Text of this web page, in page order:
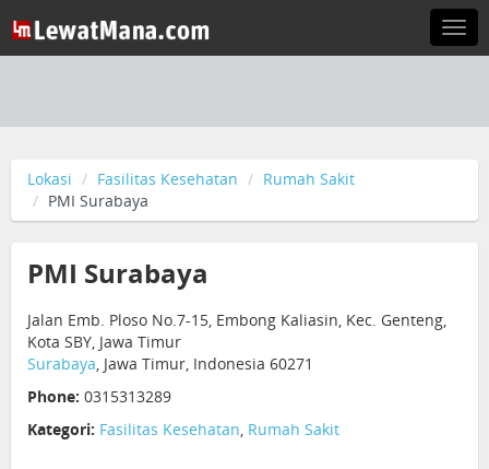
Lokasi Fasilitas Kesehatan
Rumah Sakit
PMI Surabaya
PMI Surabaya
Jalan Emb. Ploso No.7-15, Embong Kaliasin, Kec. Genteng,
Kota SBY, Jawa Timur
Surabaya, Jawa Timur, Indonesia 60271
Phone: 0315313289
Kategori: Fasilitas Kesehatan, Rumah Sakit